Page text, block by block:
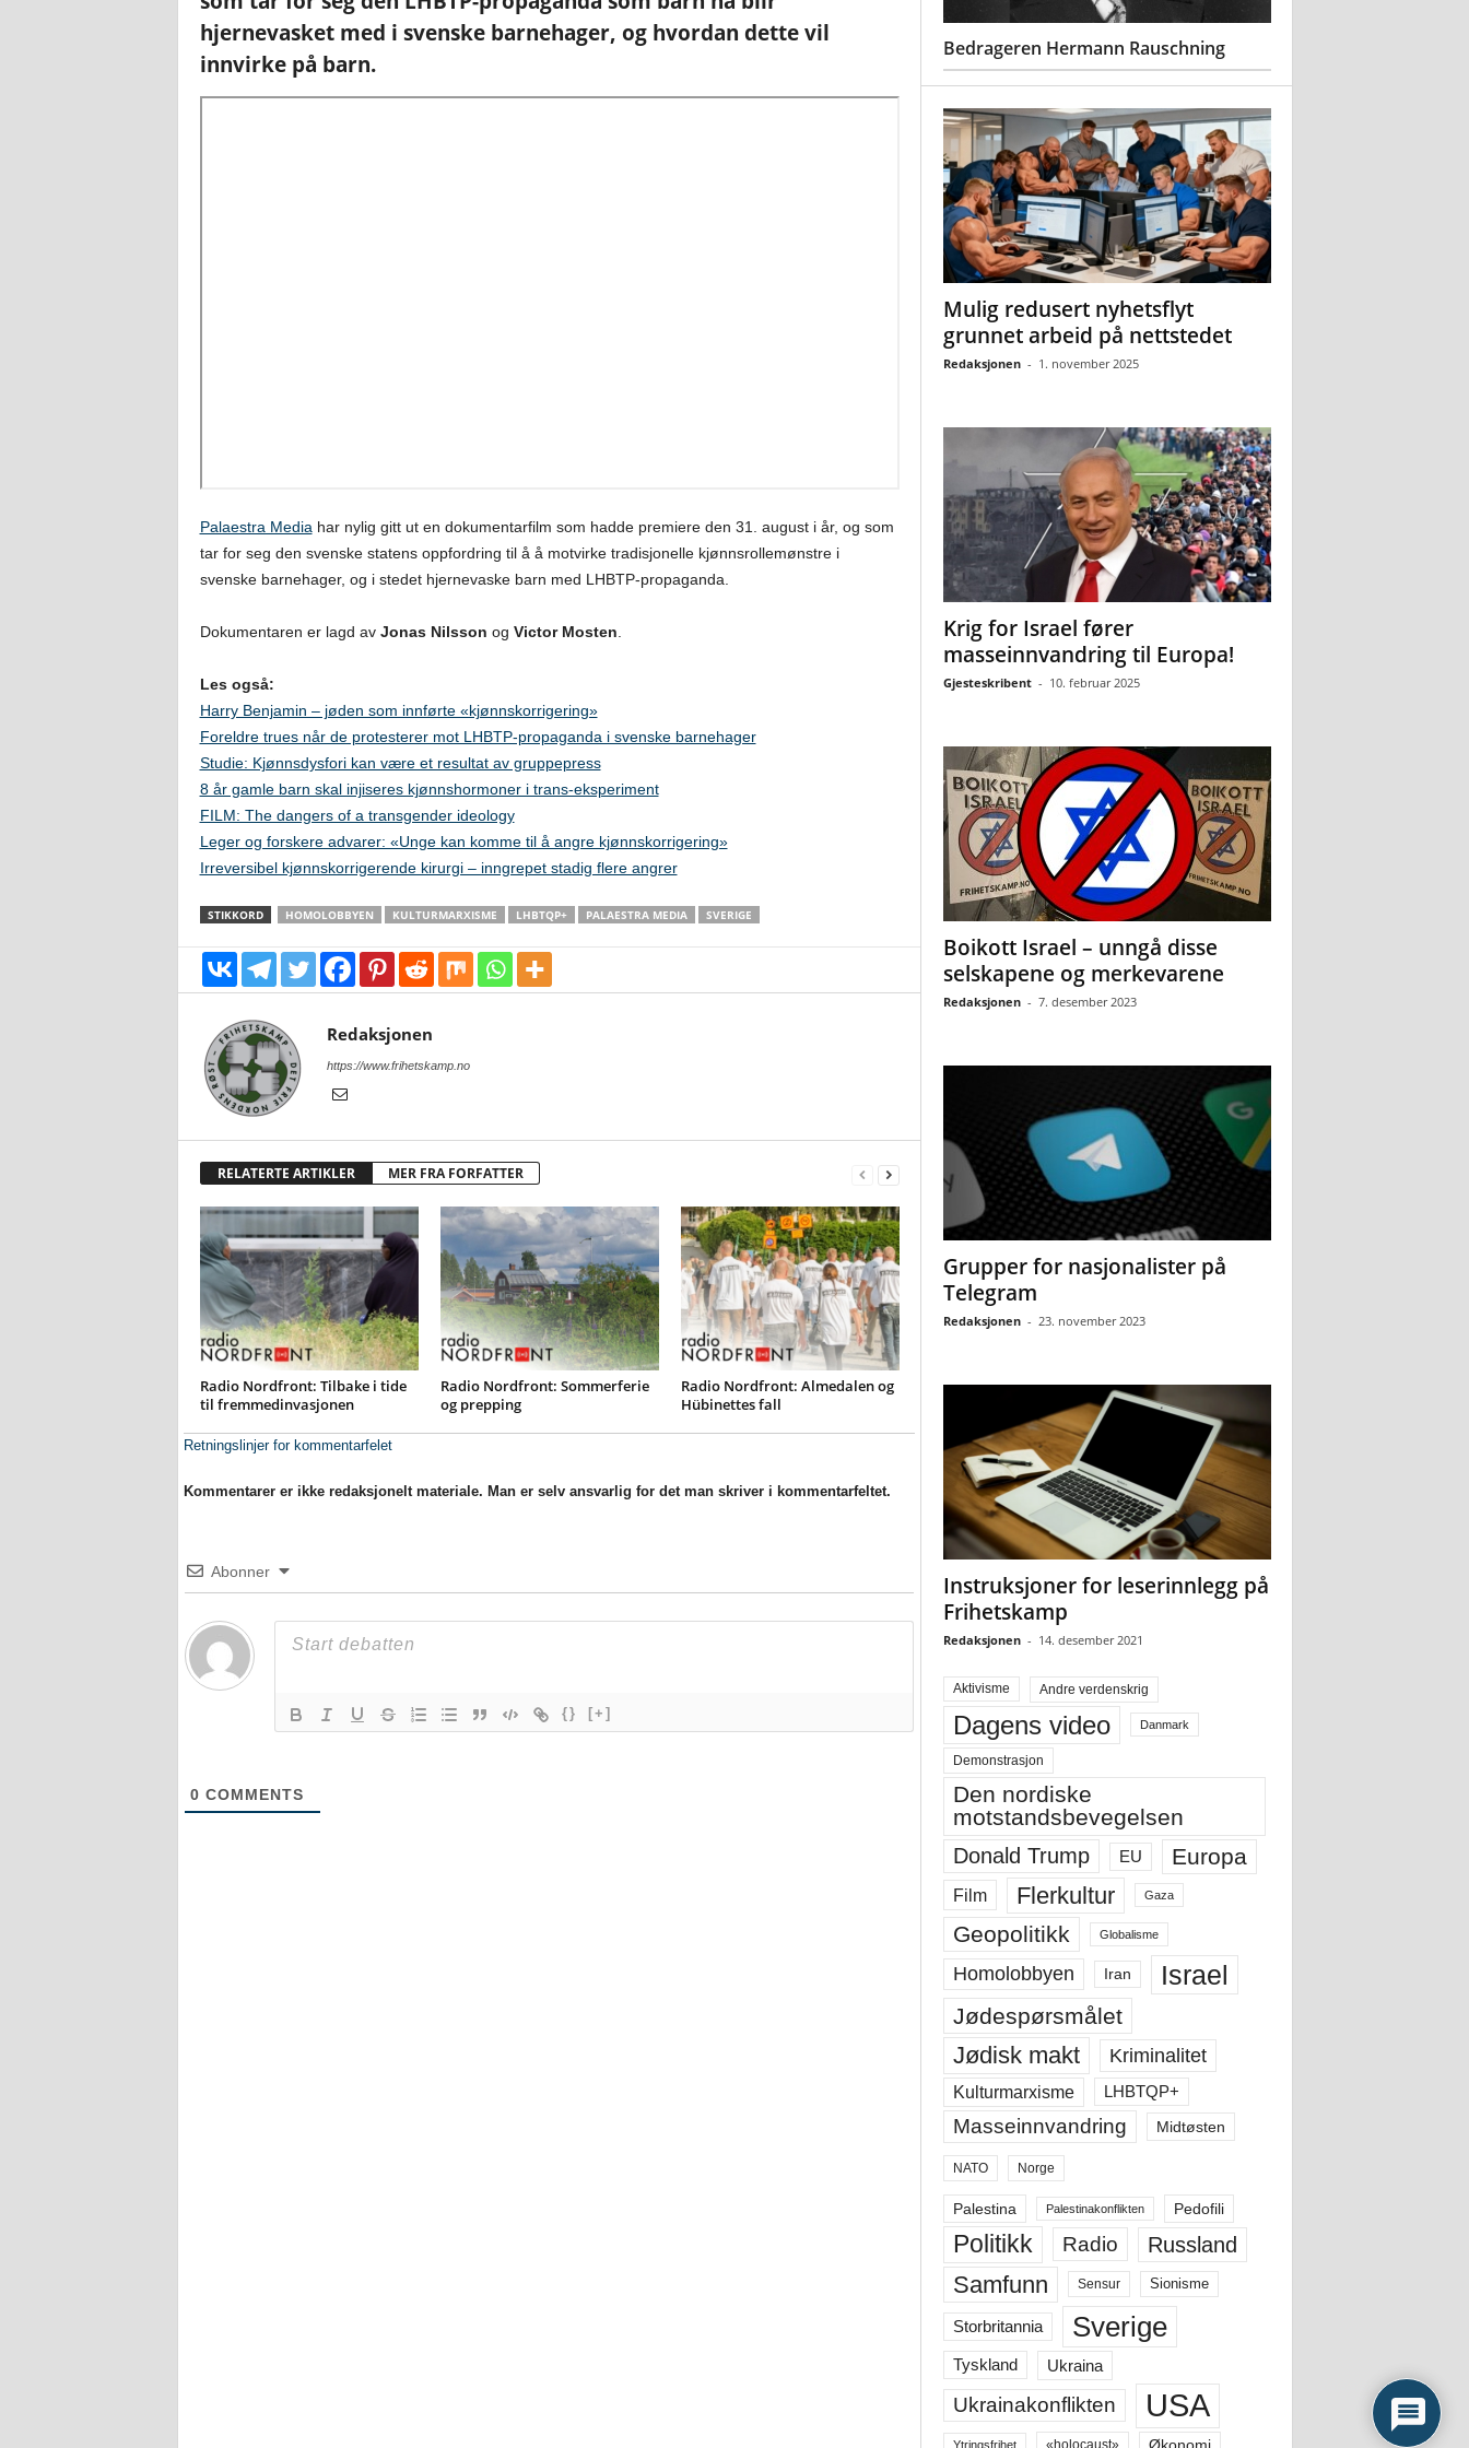
hjernevasket med i svenske barnehager, og hvordan dette vil
innvirke på barn.
Palaestra Media har nylig gitt ut en dokumentarfilm som hadde premiere den 31. august i år, og som
tar for seg den svenske statens oppfordring til å å motvirke tradisjonelle kjønnsrollemønstre i
svenske barnehager, og i stedet hjernevaske barn med LHBTP-propaganda.
Dokumentaren er lagd av Jonas Nilsson og Victor Mosten
Les også:
Harry Benjamin – jøden som innførte «kjønnskorrigering»
Foreldre trues når de protesterer mot LHBTP-propaganda i svenske barnehager
Studie: Kjønnsdysfori kan være et resultat av gruppepress
8 år gamle barn skal injiseres kjønnshormoner i trans-eksperiment
FILM: The dangers of a transgender ideology
Leger og forskere advarer: «Unge kan komme til å angre kjønnskorrigering»
Irreversibel kjønnskorrigerende kirurgi – inngrepet stadig flere angrer
STIKKORD HOMOLOBBYEN KULTURMARXISME LHBTQP+ PALAESTRA MEDIA SVERIGE
Redaksjonen
https://www.frihetskamp.no
RELATERTE ARTIKLER MER FRA FORFATTER
Radio Nordfront: Tilbake i tide
til fremmedinvasjonen
Radio Nordfront: Sommerferie
og prepping
Radio Nordfront: Almedalen og
Hübinettes fall
Retningslinjer for kommentarfelet
Kommentarer er ikke redaksjonelt materiale. Man er selv ansvarlig for det man skriver i kommentarfeltet.
Abonner
{} [+]
0 COMMENTS
Bedrageren Hermann Rauschning
Mulig redusert nyhetsflyt
grunnet arbeid på nettstedet
Redaksjonen - 1. november 2025
Krig for Israel fører
masseinnvandring til Europa!
Gjesteskribent - 10. februar 2025
Boikott Israel – unngå disse
selskapene og merkevarene
Redaksjonen - 7. desember 2023
Grupper for nasjonalister på
Telegram
Redaksjonen - 23. november 2023
Instruksjoner for leserinnlegg på
Frihetskamp
Redaksjonen - 14. desember 2021
Aktivisme Andre verdenskrig
Dagens video Danmark
Demonstrasjon
Den nordiske
motstandsbevegelsen
Donald Trump EU Europa
Film Flerkultur Gaza
Geopolitikk Globalisme
Homolobbyen Iran Israel
Jødespørsmålet
Jødisk makt Kriminalitet
Kulturmarxisme LHBTQP+
Masseinnvandring Midtøsten
NATO Norge
Palestina Palestinakonflikten Pedofili
Politikk Radio Russland
Samfunn Sensur Sionisme
Storbritannia Sverige
Tyskland Ukraina
Ukrainakonflikten USA
Ytringsfrihet